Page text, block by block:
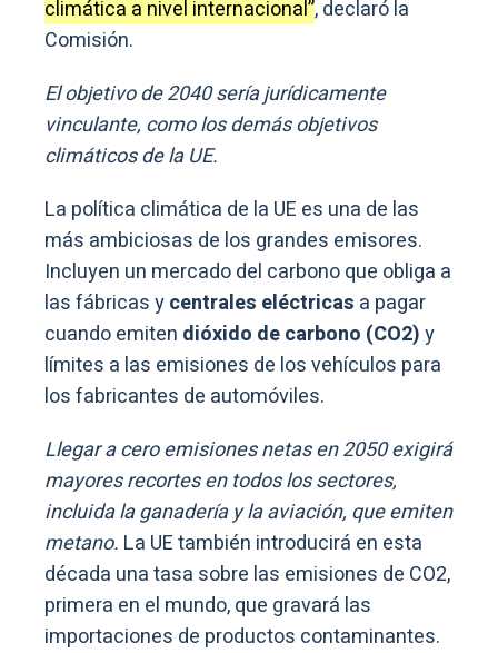
climática a nivel internacional”, declaró la
Comisión.
El objetivo de 2040 sería jurídicamente
vinculante, como los demás objetivos
climáticos de la UE.
La política climática de la UE es una de las
más ambiciosas de los grandes emisores.
Incluyen un mercado del carbono que obliga a
las fábricas ycentrales eléctricas a pagar
cuando emiten dióxido de carbono (CO2)y
límites a las emisiones de los vehículos para
los fabricantes de automóviles.
Llegar a cero emisiones netas en 2050 exigirá
mayores recortes en todos los sectores,
incluida la ganadería y la aviación, que emiten
metano. La UE también introducirá en esta
década una tasa sobre las emisiones de CO2,
primera en el mundo, que gravará las
importaciones de productos contaminantes.